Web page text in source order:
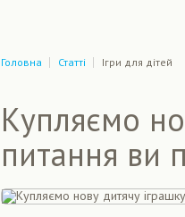
Головна Статті Ігри для дітей
Купляємо
питання ви